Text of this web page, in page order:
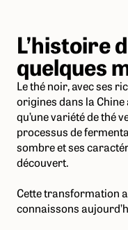
L’histoire
quelques
Le thé noir, avec ses
origines dans la Chine
qu’une variété de thé
processus de
sombre et ses
découvert.
Cette transformation
connaissons